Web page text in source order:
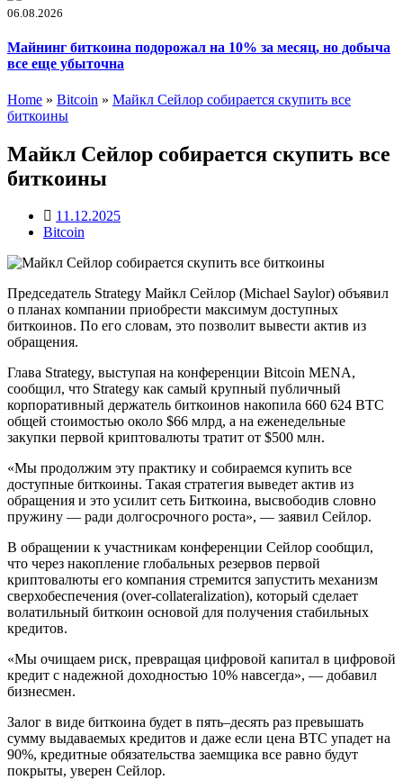
06.08.2026
Майнинг биткоина подорожал на 10% за месяц, но добыча
все еще убыточна
Home » Bitcoin » Майкл Сейлор собирается скупить все
биткоины
Майкл Сейлор собирается скупить все
биткоины
11.12.2025
Bitcoin
Председатель Strategy Майкл Сейлор (Michael Saylor) объявил
о планах компании приобрести максимум доступных
биткоинов. По его словам, это позволит вывести актив из
обращения.
Глава Strategy, выступая на конференции Bitcoin MENA,
сообщил, что Strategy как самый крупный публичный
корпоративный держатель биткоинов накопила 660 624 BTC
общей стоимостью около $66 млрд, а на еженедельные
закупки первой криптовалюты тратит от $500 млн.
«Мы продолжим эту практику и собираемся купить все
доступные биткоины. Такая стратегия выведет актив из
обращения и это усилит сеть Биткоина, высвободив словно
пружину — ради долгосрочного роста», — заявил Сейлор.
В обращении к участникам конференции Сейлор сообщил,
что через накопление глобальных резервов первой
криптовалюты его компания стремится запустить механизм
сверхобеспечения (over-collateralization), который сделает
волатильный биткоин основой для получения стабильных
кредитов.
«Мы очищаем риск, превращая цифровой капитал в цифровой
кредит с надежной доходностью 10% навсегда», — добавил
бизнесмен.
Залог в виде биткоина будет в пять–десять раз превышать
сумму выдаваемых кредитов и даже если цена BTC упадет на
90%, кредитные обязательства заемщика все равно будут
покрыты, уверен Сейлор.